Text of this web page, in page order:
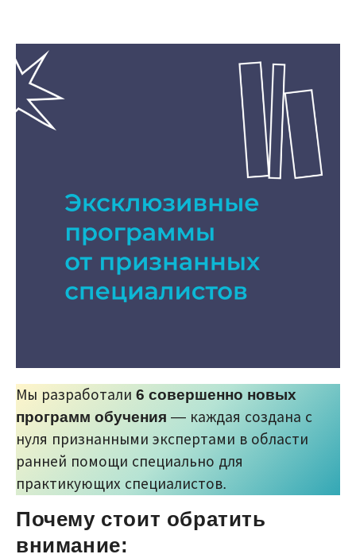
Мы разработали 6 совершенно новых
программ обучения — каждая создана с
нуля признанными экспертами в области
ранней помощи специально для
практикующих специалистов.
Почему стоит обратить
внимание: